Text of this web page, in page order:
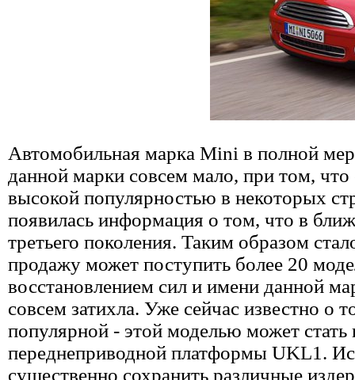
Автомобильная марка Mini в полной
данной марки совсем мало, при том,
высокой популярностью в некоторых
появилась информация о том, что в
третьего поколения. Таким образом
продажу может поступить более 20
восстановлением сил и имени данной
совсем затихла. Уже сейчас известно о
популярной - этой моделью может
переднеприводной платформы UKL1.
существенно сохранить различные